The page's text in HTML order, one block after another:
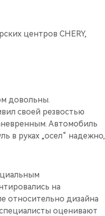
центров CHERY,
довольны.
своей резвостью
Автомобиль
в руках „осел“ надежно,
на
относительно дизайна
оценивают